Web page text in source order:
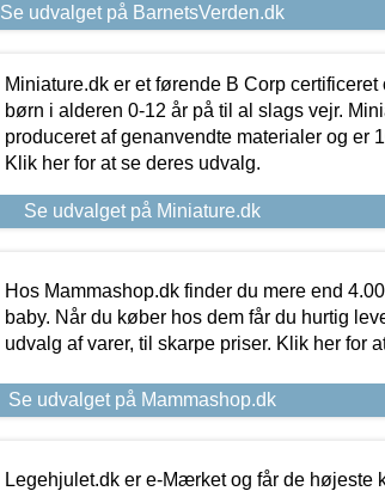
Se udvalget på BarnetsVerden.dk
Miniature.dk er et førende B Corp
børn i alderen 0-12 år på til al slags vejr.
produceret af genanvendte materialer og er
Klik her for at se deres udvalg.
Se udvalget på Miniature.dk
Hos Mammashop.dk finder du mere end
baby. Når du køber hos dem får du hurtig
udvalg af varer, til skarpe priser. Klik her for
Se udvalget på Mammashop.dk
Legehjulet.dk er e-Mærket og får de højeste